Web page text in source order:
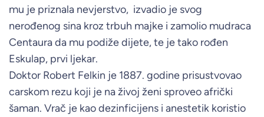
mu je priznala nevjerstvo, izvadio je svog
nerođenog sina kroz trbuh majke i zamolio mudraca
Centaura da mu podiže dijete, te je tako rođen
Eskulap, prvi ljekar.
Doktor Robert Felkin je 1887. godine prisustvovao
carskom rezu koji je na živoj ženi sproveo afrički
šaman. Vrač je kao dezinficijens i anestetik koristio